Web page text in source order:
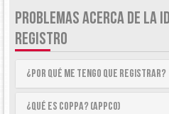
PROBLEMAS ACERCA DE LA
REGISTRO
¿Por qué me tengo que registrar?
¿Qué es COPPA? (APPCO)